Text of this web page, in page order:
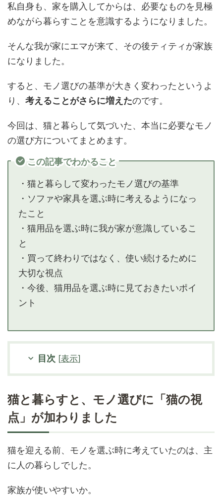
私自身も、家を購入してからは、必要なものを見極
めながら暮らすことを意識するようになりました。
そんな我が家にエマが来て、その後ティティが家族
になりました。
すると、モノ選びの基準が大きく変わったというよ
り、 考えることがさらに増えたのです。
今回は、猫と暮らして気づいた、本当に必要なモノ
の選び方についてまとめます。
この記事でわかること
・猫と暮らして変わったモノ選びの基準
・ソファや家具を選ぶ時に考えるようになっ
たこと
・猫用品を選ぶ時に我が家が意識しているこ
と
・買って終わりではなく、使い続けるために
大切な視点
・今後、猫用品を選ぶ時に見ておきたいポイ
ント
目次 [表示]
猫と暮らすと、モノ選びに「猫の視
点」が加わりました
猫を迎える前、モノを選ぶ時に考えていたのは、主
に人の暮らしでした。
家族が使いやすいか。